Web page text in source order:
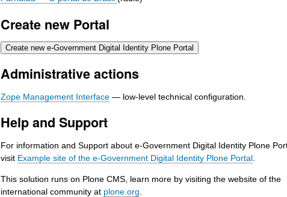
Create new Portal
Administrative actions
Zope Management Interface — low-level technical configuration.
Help and Support
For information and Support about e-Government Digital Identity Plone
visit Example site of the e-Government Digital Identity Plone Portal
This solution runs on Plone CMS, learn more by visiting the website of the
international community at plone.org.